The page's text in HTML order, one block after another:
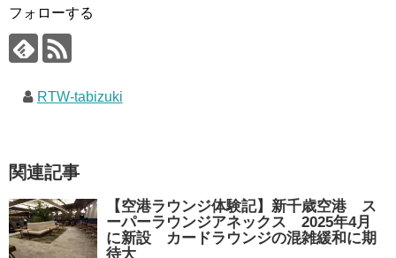
フォローする
RTW-tabizuki
関連記事
【空港ラウンジ体験記】新千歳空港 ス
ーパーラウンジアネックス 2025年4月
に新設 カードラウンジの混雑緩和に期
待大